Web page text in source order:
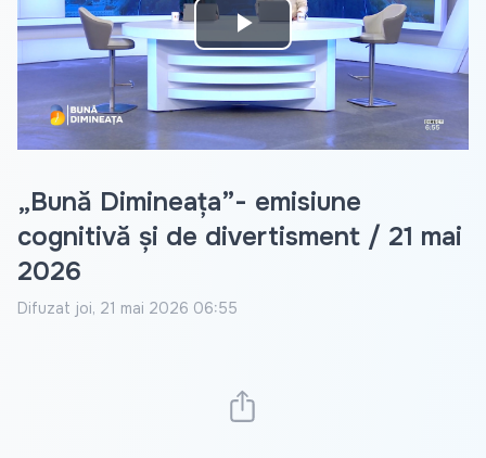
Play
Video
„Bună Dimineața”- emisiune
cognitivă și de divertisment / 21 mai
2026
Difuzat joi, 21 mai 2026 06:55